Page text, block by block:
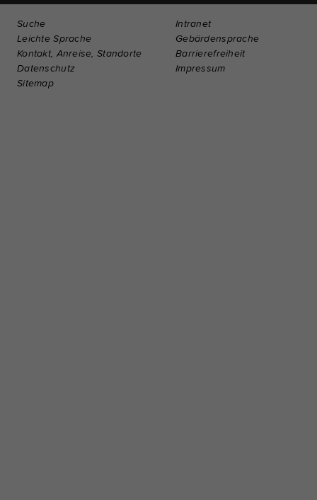
Suche
Intranet
Leichte Sprache
Gebärdensprache
Kontakt, Anreise, Standorte
Barrierefreiheit
Datenschutz
Impressum
Sitemap